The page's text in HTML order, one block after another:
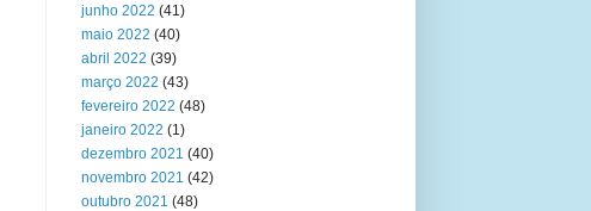
junho 2022 (41)
maio 2022 (40)
abril 2022 (39)
março 2022 (43)
fevereiro 2022 (48)
janeiro 2022 (1)
dezembro 2021 (40)
novembro 2021 (42)
outubro 2021 (48)